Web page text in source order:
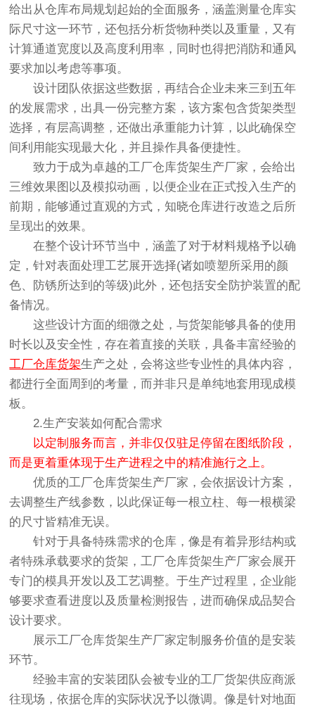
给出从仓库布局规划起始的全面服务，涵盖测量仓库实
际尺寸这一环节，还包括分析货物种类以及重量，又有
计算通道宽度以及高度利用率，同时也得把消防和通风
要求加以考虑等事项。
设计团队依据这些数据，再结合企业未来三到五年
的发展需求，出具一份完整方案，该方案包含货架类型
选择，有层高调整，还做出承重能力计算，以此确保空
间利用能实现最大化，并且操作具备便捷性。
致力于成为卓越的工厂仓库货架生产厂家，会给出
三维效果图以及模拟动画，以便企业在正式投入生产的
前期，能够通过直观的方式，知晓仓库进行改造之后所
呈现出的效果。
在整个设计环节当中，涵盖了对于材料规格予以确
定，针对表面处理工艺展开选择(诸如喷塑所采用的颜
色、防锈所达到的等级)此外，还包括安全防护装置的配
备情况。
这些设计方面的细微之处，与货架能够具备的使用
时长以及安全性，存在着直接的关联，具备丰富经验的
工厂仓库货架生产之处，会将这些专业性的具体内容，
都进行全面周到的考量，而并非只是单纯地套用现成模
板。
2.生产安装如何配合需求
以定制服务而言，并非仅仅驻足停留在图纸阶段，
而是更着重体现于生产进程之中的精准施行之上。
优质的工厂仓库货架生产厂家，会依据设计方案，
去调整生产线参数，以此保证每一根立柱、每一根横梁
的尺寸皆精准无误。
针对于具备特殊需求的仓库，像是有着异形结构或
者特殊承载要求的货架，工厂仓库货架生产厂家会展开
专门的模具开发以及工艺调整。于生产过程里，企业能
够要求查看进度以及质量检测报告，进而确保成品契合
设计要求。
展示工厂仓库货架生产厂家定制服务价值的是安装
环节。
经验丰富的安装团队会被专业的工厂货架供应商派
往现场，依据仓库的实际状况予以微调。像是针对地面